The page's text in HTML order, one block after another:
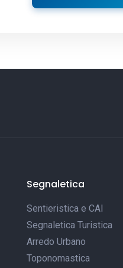
Segnaletica
Sentieristica e CAI
Segnaletica Turistica
Arredo Urbano
Toponomastica